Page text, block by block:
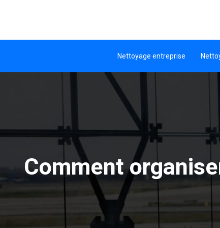
Nettoyage entreprise
Comment